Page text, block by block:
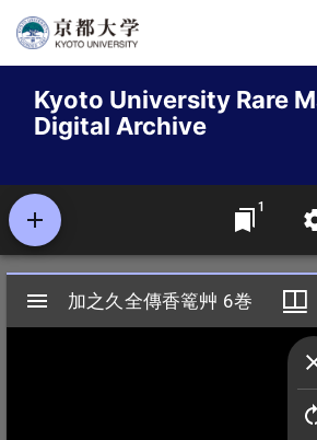
Skip
contentKyoto University Rare
Digital Archive